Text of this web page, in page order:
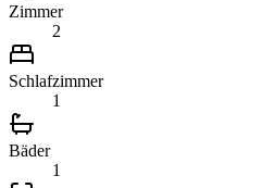
Zimmer
2
Schlafzimmer
1
Bäder
1